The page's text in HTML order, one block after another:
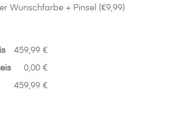
Wunschfarbe + Pinsel (€9,99)
459,99 €
0,00 €
459,99 €